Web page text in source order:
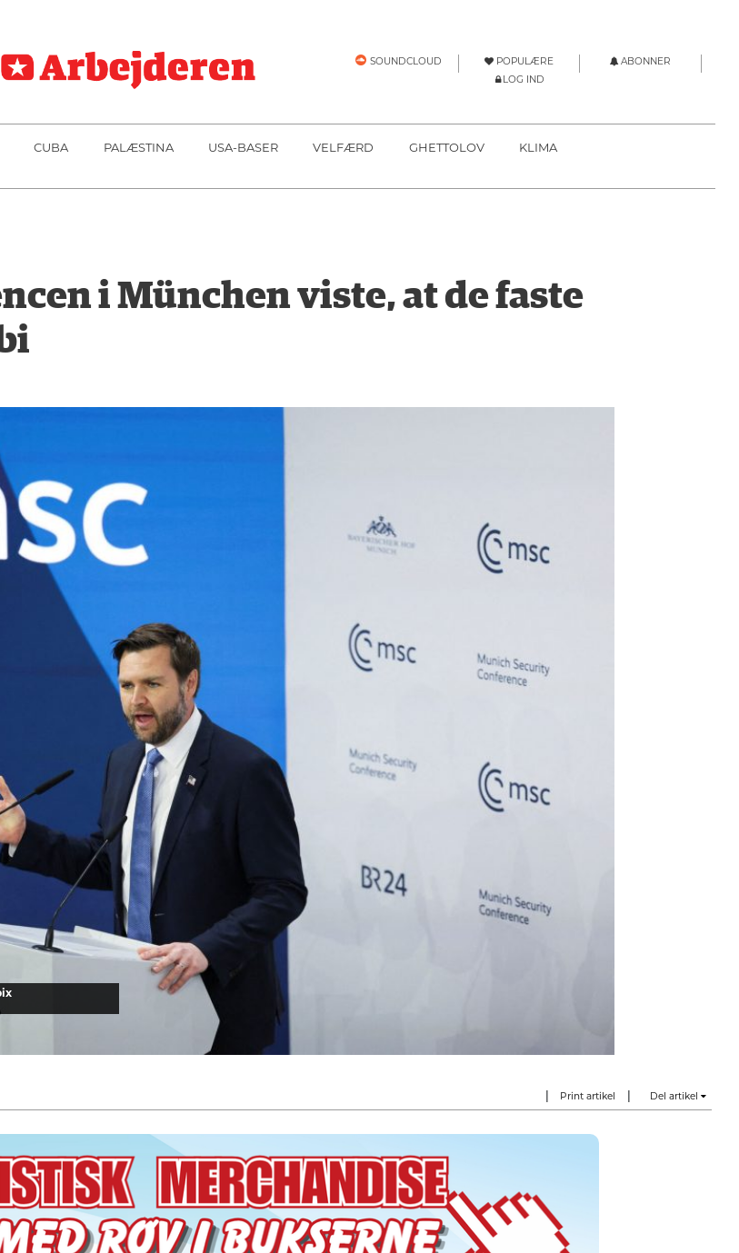
SOUNDCLOUD POPULÆRE
ABONNER
LOG IND
CUBA PALÆSTINA USA-BASER VELFÆRD GHETTOLOV
KLIMA
i München viste, at de faste
Print artikel Del artikel